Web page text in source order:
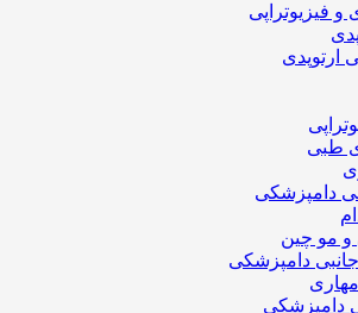
و فیزیوتراپی
ارتوپدی
طبی
دامپزشکی
مو چین
دامپزشکی
دامپزشکی